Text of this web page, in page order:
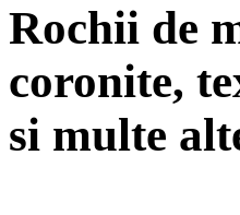
Rochii de
coronite,
si multe